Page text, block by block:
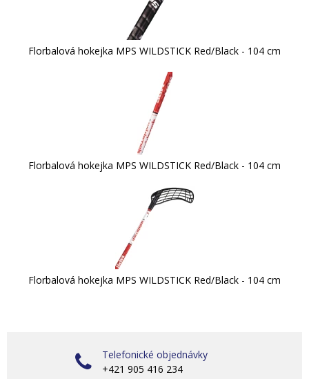
Florbalová hokejka MPS WILDSTICK Red/Black - 104 cm
Florbalová hokejka MPS WILDSTICK Red/Black - 104 cm
Florbalová hokejka MPS WILDSTICK Red/Black - 104 cm
Telefonické objednávky
+421 905 416 234